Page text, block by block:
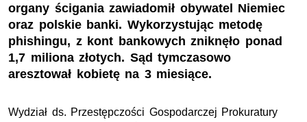
organy ścigania zawiadomił obywatel Niemiec
oraz polskie banki. Wykorzystując metodę
phishingu, z kont bankowych zniknęło ponad
1,7 miliona złotych. Sąd tymczasowo
aresztował kobietę na 3 miesiące.
Wydział ds. Przestępczości Gospodarczej Prokuratury